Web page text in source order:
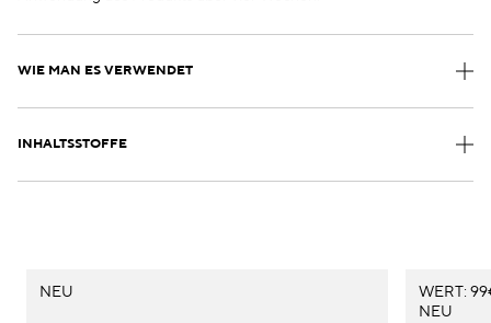
WIE MAN ES VERWENDET
INHALTSSTOFFE
NEU
WERT:
NEU